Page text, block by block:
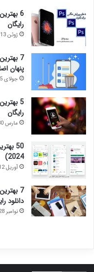
6
رایگان
ژوئن 13, 2019
7
پنهان
جولای 25, 2025
5
رایگان
مارس 30, 2022
2024)
آوریل 12, 2022
7
دانلود
نوامبر 28, 2018